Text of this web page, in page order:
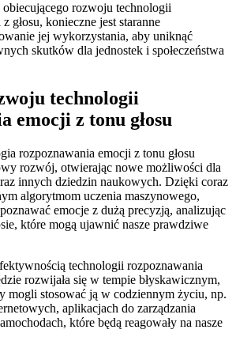
rozwoju technologii
głosu, konieczne jest staranne
jej⁣ wykorzystania,‌ aby uniknąć
skutków dla jednostek ⁤i społeczeństwa
technologii⁤
emocji z tonu głosu
rozpoznawania emocji z ‌tonu głosu
rozwój, otwierając nowe możliwości dla
⁣innych ⁢dziedzin naukowych. Dzięki ‌coraz
algorytmom uczenia maszynowego,
emocje z dużą precyzją, ‍analizując⁢
które mogą ujawnić nasze​ prawdziwe
technologii ⁢rozpoznawania
rozwijała⁣ się ⁣w⁤ tempie‍ błyskawicznym,
mogli stosować⁤ ją w codziennym życiu, np.
aplikacjach do zarządzania
które będą ​reagowały na nasze